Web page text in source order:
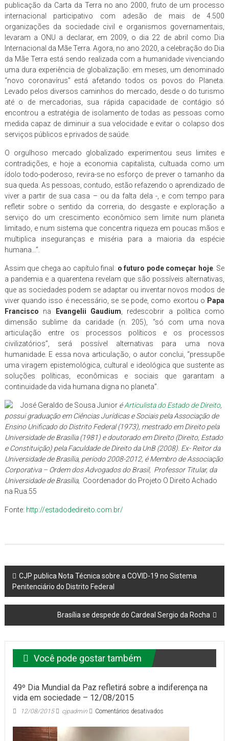
publicação da Carta da Terra no ano 2000, fruto de um processo
internacional participativo com adesão de mais de 4.500
organizações da sociedade civil e organismos governamentais,
levaram a ONU a declarar, em 2009, o dia 22 de abril como Dia
Internacional da Mãe Terra. Agora, no ano 2020, a celebração do Dia
da Mãe Terra está sendo realizada com a humanidade vivenciando
uma dura experiência de globalização: em meses, um denominado
“novo coronavírus” está afetando todos os povos do Planeta.
Levado pelos diversos caminhos do mercado, desde o do turismo
até o de mercadorias, sua rápida capacidade de contágio só
encontrou a estratégia de isolamento de todas as pessoas como
medida capaz de diminuir a sua velocidade e evitar o colapso dos
serviços públicos e privados de saúde.
O orgulhoso mercado globalizado experimentou seus limites e
contradições, e hoje a economia capitalista, cultuada como um
ídolo todo-poderoso, revira-se no esforço de prever o tamanho da
sua queda. As pessoas, contudo, estão refazendo o aprendizado de
viver a partir de sua casa – ou da falta dela -, e com tempo para
refletir sobre o sentido da correria, do desgaste e exploração a
serviço do um crescimento econômico sem limite num planeta
limitado, e num sistema que concentra riqueza em poucas mãos e
multiplica inseguranças e miséria para a maioria da espécie
humana…”.
Assim que chega ao capítulo final: o futuro pode começar hoje. Se
a pandemia e a quarentena revelam que são possíveis alternativas,
que as sociedades podem se adaptar ou inventar novos modos de
viver quando isso é necessário, se se pode, como exortou o Papa
Francisco na Evangelii Gaudium , redescobrir a política como
dimensão sublime da caridade (n. 205), “só com uma nova
articulação entre os processos políticos e os processos
civilizatórios”, será possível alternativas para uma nova
humanidade. E essa nova articulação, o autor conclui, “pressupõe
uma viragem epistemológica, cultural e ideológica que sustente as
soluções políticas, econômicas e sociais que garantam a
continuidade da vida humana digna no planeta”.
José Geraldo de Sousa Junior éArticulista do Estado de Direito,
possui graduação em Ciências Jurídicas e Sociais pela Associação de
Ensino Unificado do Distrito Federal (1973), mestrado em Direito pela
Universidade de Brasília (1981) e doutorado em Direito (Direito, Estado
e Constituição) pela Faculdade de Direito da UnB (2008). Ex- Reitor da
Universidade de Brasília, período 2008-2012, é Membro de Associação
Corporativa – Ordem dos Advogados do Brasil, Professor Titular, da
Universidade de Brasília, Coordenador do Projeto O Direito Achado
na Rua.55
Fonte: http://estadodedireito.com.br/
Navegação
do
CJP publica Nota Técnica sobre a COVID-19 no Sistema
Penitenciário do Distrito Federal
Brasília se despede do Cardeal Sergio da Rocha
Você pode gostar também
49º Dia Mundial da Paz refletirá sobre a indiferença na
vida em sociedade – 12/08/2015
12/08/2015 cjpadmin Comentários desativadosem
Dia